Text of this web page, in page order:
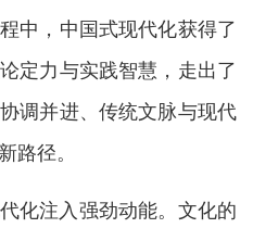
中，中国式现代化获得了
定力与实践智慧，走出了
调并进、传统文脉与现代
路径。
化注入强劲动能。文化的